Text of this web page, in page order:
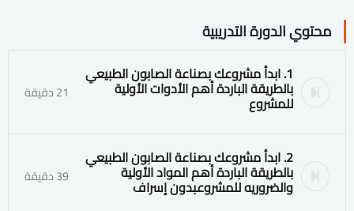
محتوي الدورة التدريبية
1. ابدأ مشروعك بصناعة الصابون الطبيعي
بالطريقة الباردة أهم الأدوات الأولية
للمشروع 21 دقيقة
2. ابدأ مشروعك بصناعة الصابون الطبيعي
بالطريقة الباردة أهم المواد الأولية
والضروريه للمشروعبدون إسراف 39 دقيقة